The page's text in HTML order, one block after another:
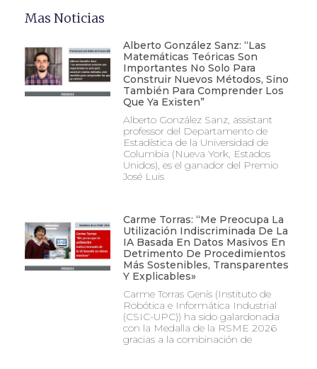
Mas Noticias
Alberto González Sanz: “Las
Matemáticas Teóricas Son
Importantes No Solo Para
Construir Nuevos Métodos, Sino
También Para Comprender Los
Que Ya Existen”
Alberto González Sanz, assistant
professor del Departamento de
Estadística de la Universidad de
Columbia (Nueva York, Estados
Unidos), es el ganador del Premio
José Luis
Carme Torras: “Me Preocupa La
Utilización Indiscriminada De La
IA Basada En Datos Masivos En
Detrimento De Procedimientos
Más Sostenibles, Transparentes
Y Explicables»
Carme Torras Genís (Instituto de
Robótica e Informática Industrial
(CSIC-UPC)) ha sido galardonada
con la Medalla de la RSME 2026
gracias a la combinación de